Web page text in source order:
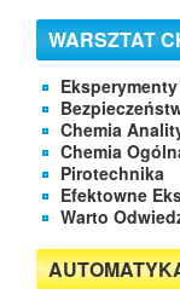
WARSZTAT
Chemia
Chemia
Pirotechnika
Efektowne
Warto